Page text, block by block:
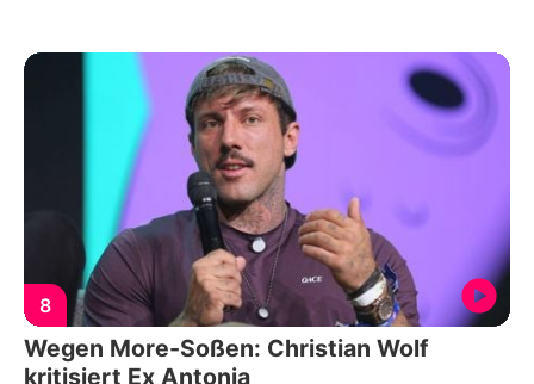
8
Wegen More-Soßen: Christian Wolf
kritisiert Ex Antonia